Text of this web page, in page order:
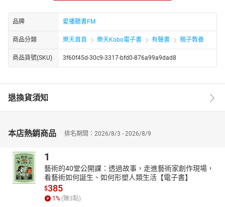
起討論、分享、理解生命中的奧妙，建構生命的價值、意義和生活
方式。
品牌 愛播聽書FM
商品分類 樂天首頁 樂天Kobo電子書 有聲書 親子教養
商品貨號(SKU) 3f60f45d-30c9-3317-bfd0-876a99a9dad8
退換貨須知
本店熱銷商品 排名期間：2026/8/3 - 2026/8/9
1
藝術的40堂公開課：透過故事，走進藝術家創作現場，
看藝術如何誕生、如何形塑人類生活【電子書】
$385
1 % (賺3點)